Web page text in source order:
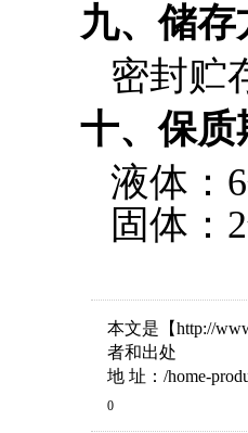
九、储存
密封贮
十、保质
液体： 6
固体： 2
本文是【http://
者和出处
地 址：/home-
0